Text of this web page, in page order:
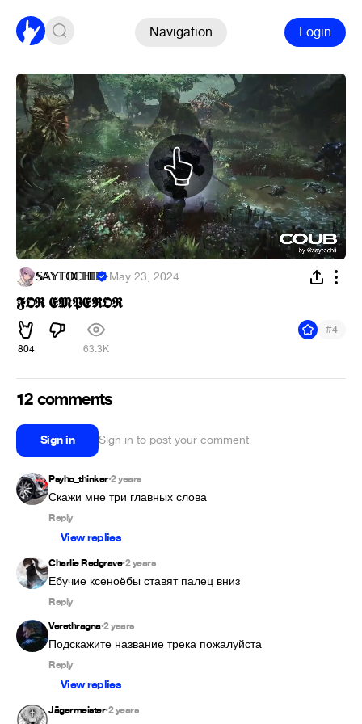
Navigation Login
𝕊𝔸𝕐𝕋𝕆ℂℍ𝕀𝕀 ·May 23, 2024
𝕱𝕺𝕽 𝕰𝕸𝕻𝕰𝕽𝕺𝕽
804 63.3K
#4
12 comments
Sign in Sign in to post your comment
Psyho_thinker•2 years
Reply
View replies
Charlie Redgrave•2 years
Ебучие ксеноёбы ставят палец вниз
Reply
Verethragna•2 years
Подскажите название трека пожалуйста
Reply
View replies
Jägermeister•2 years